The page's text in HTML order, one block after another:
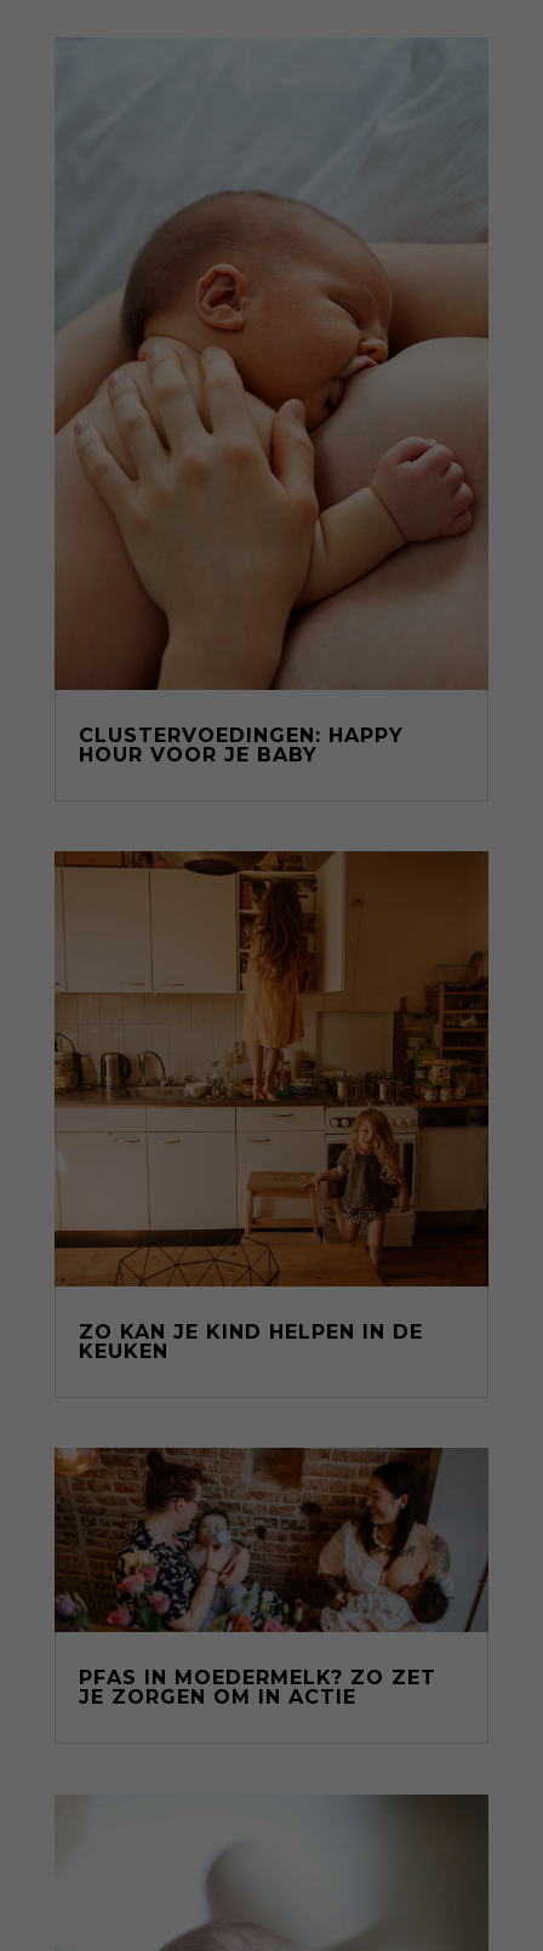
CLUSTERVOEDINGEN: HAPPY
HOUR VOOR JE BABY
ZO KAN JE KIND HELPEN IN DE
KEUKEN
PFAS IN MOEDERMELK? ZO ZET
JE ZORGEN OM IN ACTIE